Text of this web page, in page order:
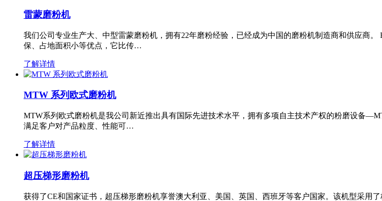
雷蒙磨粉机
我们公司专业生产大、中型雷蒙磨粉机，拥有22年磨粉经验，已经成为中国的磨粉机制造商和供应商
保、占地面积小等优点，它比传…
了解详情
MTW 系列欧式磨粉机
MTW系列欧式磨粉机是我公司新近推出具有国际先进技术水平，拥有多项自主技术产权的粉磨设备
满足客户对产品粒度、性能可…
了解详情
超压梯形磨粉机
获得了CE和国家证书，超压梯形磨粉机享誉澳大利亚、美国、英国、西班牙等客户国家。该机型采用